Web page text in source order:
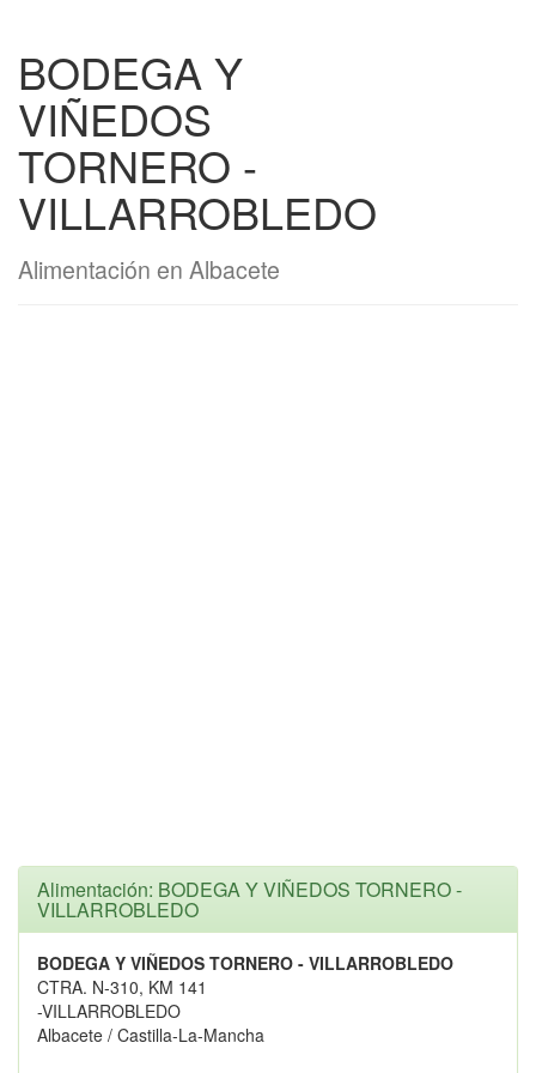
BODEGA Y
VIÑEDOS
TORNERO -
VILLARROBLEDO
Alimentación en Albacete
Alimentación: BODEGA Y VIÑEDOS TORNERO -
VILLARROBLEDO
BODEGA Y VIÑEDOS TORNERO - VILLARROBLEDO
CTRA. N-310, KM 141
-VILLARROBLEDO
Albacete / Castilla-La-Mancha